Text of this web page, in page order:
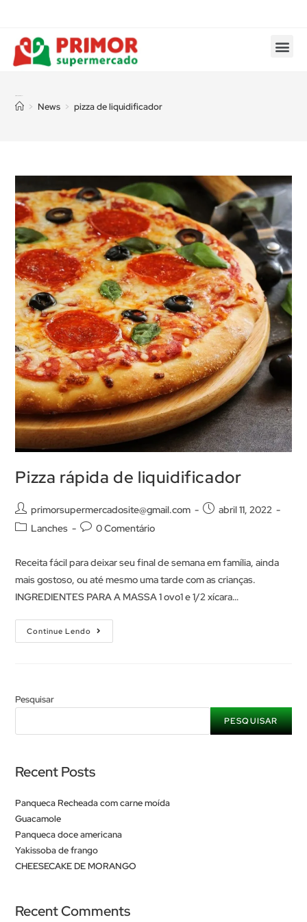
> News > pizza de liquidificador
Pizza rápida de liquidificador
primorsupermercadosite@gmail.com
abril 11, 2022
Lanches
0 Comentário
Receita fácil para deixar seu final de semana em família, ainda
mais gostoso, ou até mesmo uma tarde com as crianças.
INGREDIENTES PARA A MASSA 1 ovo1 e 1/2 xícara…
Continue Lendo
Pesquisar
PESQUISAR
Recent Posts
Panqueca Recheada com carne moída
Guacamole
Panqueca doce americana
Yakissoba de frango
CHEESECAKE DE MORANGO
Recent Comments